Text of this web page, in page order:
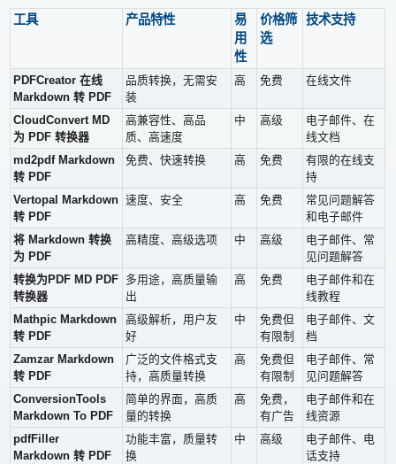
工具 产品特性
易
用
性
价格筛
选
技术支持
PDFCreator 在线
Markdown 转 PDF
品质转换，无需安
装
高 免费 在线文件
CloudConvert MD
为 PDF 转换器
高兼容性、高品
质、高速度
中 高级
电子邮件、在
线文档
md2pdf Markdown
转 PDF
免费、快速转换 高 免费
有限的在线支
持
Vertopal Markdown
转 PDF
速度、安全 高 免费
常见问题解答
和电子邮件
将 Markdown 转换
为 PDF
高精度、高级选项 中 高级
电子邮件、常
见问题解答
转换为PDF MD PDF
转换器
多用途，高质量输
出
高 免费
电子邮件和在
线教程
Mathpic Markdown
转 PDF
高级解析，用户友
好
中
免费但
有限制
电子邮件、文
档
Zamzar Markdown
转 PDF
广泛的文件格式支
持，高质量转换
高
免费但
有限制
电子邮件、常
见问题解答
ConversionTools
Markdown To PDF
简单的界面，高质
量的转换
高
免费，
有广告
电子邮件和在
线资源
pdfFiller
Markdown 转 PDF
功能丰富，质量转
换
中 高级
电子邮件、电
话支持